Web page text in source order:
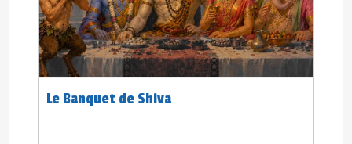
Le Banquet de Shiva